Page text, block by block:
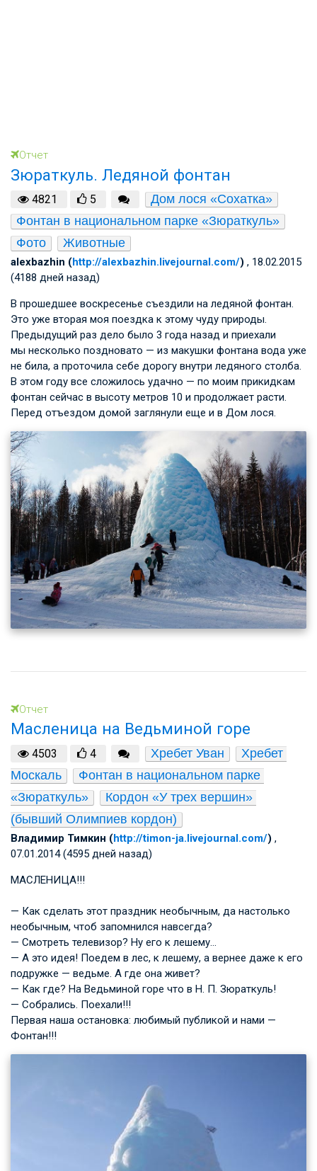
Отчет
Зюраткуль. Ледяной фонтан
4821 5
Дом лося «Сохатка»
Фонтан в национальном парке «Зюраткуль»
Фото
Животные
alexbazhin (http://alexbazhin.livejournal.com/) , 18.02.2015
(4188 дней назад)
В прошедшее воскресенье съездили на ледяной фонтан.
Это уже вторая моя поездка к этому чуду природы.
Предыдущий раз дело было 3 года назад и приехали
мы несколько поздновато — из макушки фонтана вода уже
не била, а проточила себе дорогу внутри ледяного столба.
В этом году все сложилось удачно — по моим прикидкам
фонтан сейчас в высоту метров 10 и продолжает расти.
Перед отъездом домой заглянули еще и в Дом лося.
Отчет
Масленица на Ведьминой горе
4503 4 Хребет Уван
Хребет
Москаль
Фонтан в национальном парке
«Зюраткуль»
Кордон «У трех вершин»
(бывший Олимпиев кордон)
Владимир Тимкин (http://timon-ja.livejournal.com/) ,
07.01.2014 (4595 дней назад)
МАСЛЕНИЦА!!!
— Как сделать этот праздник необычным, да настолько
необычным, чтоб запомнился навсегда?
— Смотреть телевизор? Ну его к лешему…
— А это идея! Поедем в лес, к лешему, а вернее даже к его
подружке — ведьме. А где она живет?
— Как где? На Ведьминой горе что в Н. П. Зюраткуль!
— Собрались. Поехали!!!
Первая наша остановка: любимый публикой и нами —
Фонтан!!!